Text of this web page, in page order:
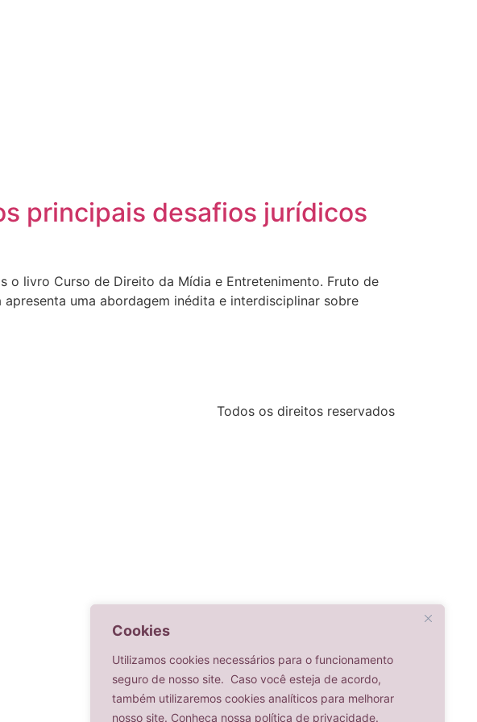
Cookies
Utilizamos cookies necessários para o funcionamento
seguro de nosso site. Caso você esteja de acordo,
também utilizaremos cookies analíticos para melhorar
nosso site. Conheça nossa política de privacidade.
principais desafios jurídicos
o livro Curso de Direito da Mídia e Entretenimento. Fruto de
uma abordagem inédita e interdisciplinar sobre
Todos os direitos reservados